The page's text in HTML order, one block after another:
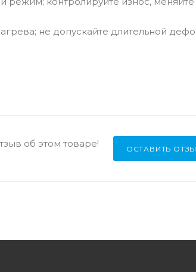
не допускайте длительной
ОСТАВИТЬ
об этом товаре!